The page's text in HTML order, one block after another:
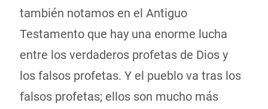
también notamos en el Antiguo
Testamento que hay una enorme lucha
entre los verdaderos profetas de Dios y
los falsos profetas. Y el pueblo va tras los
falsos profetas; ellos son mucho más